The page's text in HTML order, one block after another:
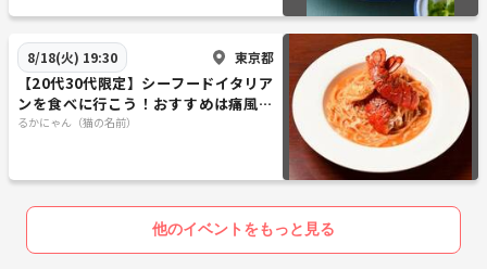
8/18(火) 19:30 東京都
【20代30代限定】シーフードイタリア
ンを食べに行こう！おすすめは痛風ペ
スカトーレです🌺🌺
るかにゃん（猫の名前）
他のイベントをもっと見る